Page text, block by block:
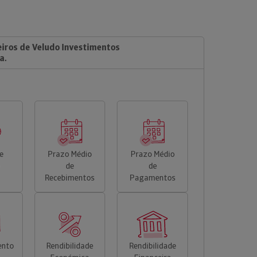
de Veludo Investimentos
Prazo Médio
de
Recebimentos
Prazo Médio
de
Pagamentos
Rendibilidade
Rendibilidade